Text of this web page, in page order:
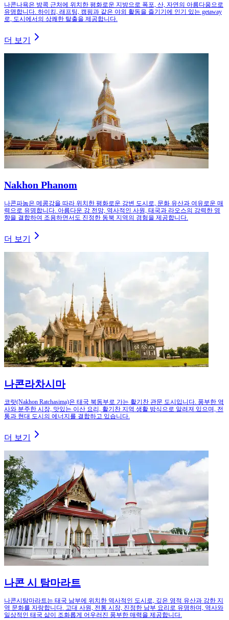
나콘나욕은 방콕 근처에 위치한 평화로운 지방으로 폭포, 산, 자연의 아름다움으로
유명합니다. 하이킹, 래프팅, 캠핑과 같은 야외 활동을 즐기기에 인기 있는 getaway
로, 도시에서의 상쾌한 탈출을 제공합니다.
더 보기
Nakhon Phanom
나콘파놈은 메콩강을 따라 위치한 평화로운 강변 도시로, 문화 유산과 여유로운 매
력으로 유명합니다. 아름다운 강 전망, 역사적인 사원, 태국과 라오스의 강력한 영
향을 결합하여 조용하면서도 진정한 동북 지역의 경험을 제공합니다.
더 보기
나콘라차시마
코랏(Nakhon Ratchasima)은 태국 북동부로 가는 활기찬 관문 도시입니다. 풍부한 역
사와 분주한 시장, 맛있는 이산 요리, 활기찬 지역 생활 방식으로 알려져 있으며, 전
통과 현대 도시의 에너지를 결합하고 있습니다.
더 보기
나콘 시 탐마라트
나콘시탐마라트는 태국 남부에 위치한 역사적인 도시로, 깊은 영적 유산과 강한 지
역 문화를 자랑합니다. 고대 사원, 전통 시장, 진정한 남부 요리로 유명하며, 역사와
일상적인 태국 삶이 조화롭게 어우러진 풍부한 매력을 제공합니다.